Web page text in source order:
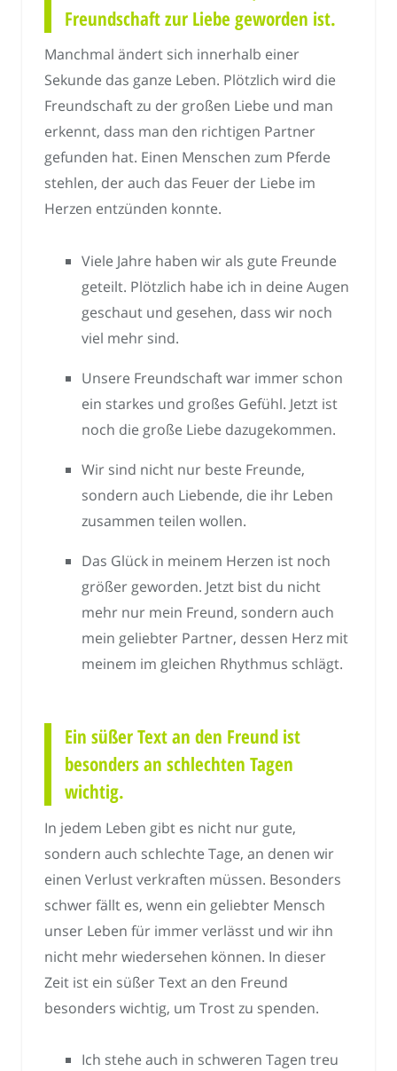
Freundschaft zur Liebe geworden ist.
Manchmal ändert sich innerhalb einer
Sekunde das ganze Leben. Plötzlich wird die
Freundschaft zu der großen Liebe und man
erkennt, dass man den richtigen Partner
gefunden hat. Einen Menschen zum Pferde
stehlen, der auch das Feuer der Liebe im
Herzen entzünden konnte.
Viele Jahre haben wir als gute Freunde
geteilt. Plötzlich habe ich in deine Augen
geschaut und gesehen, dass wir noch
viel mehr sind.
Unsere Freundschaft war immer schon
ein starkes und großes Gefühl. Jetzt ist
noch die große Liebe dazugekommen.
Wir sind nicht nur beste Freunde,
sondern auch Liebende, die ihr Leben
zusammen teilen wollen.
Das Glück in meinem Herzen ist noch
größer geworden. Jetzt bist du nicht
mehr nur mein Freund, sondern auch
mein geliebter Partner, dessen Herz mit
meinem im gleichen Rhythmus schlägt.
Ein süßer Text an den Freund ist
besonders an schlechten Tagen
wichtig.
In jedem Leben gibt es nicht nur gute,
sondern auch schlechte Tage, an denen wir
einen Verlust verkraften müssen. Besonders
schwer fällt es, wenn ein geliebter Mensch
unser Leben für immer verlässt und wir ihn
nicht mehr wiedersehen können. In dieser
Zeit ist ein süßer Text an den Freund
besonders wichtig, um Trost zu spenden.
Ich stehe auch in schweren Tagen treu